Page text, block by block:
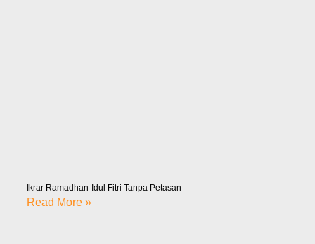
Ikrar Ramadhan-Idul Fitri Tanpa Petasan
Read More »